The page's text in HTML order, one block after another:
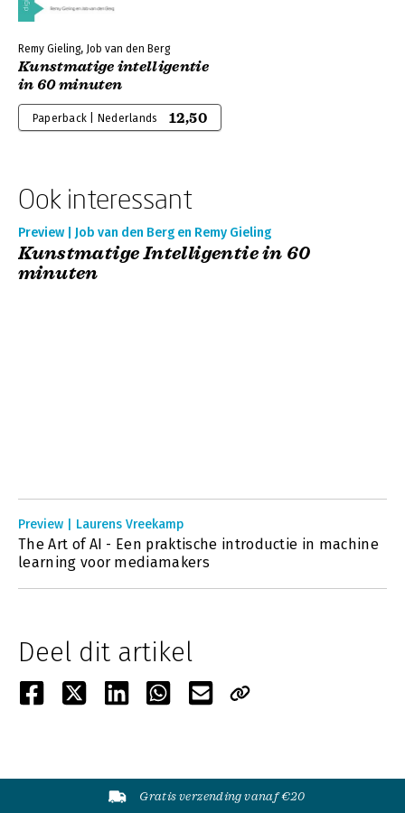
Remy Gieling, Job van den Berg
Kunstmatige intelligentie
in 60 minuten
Paperback | Nederlands 12,50
Ook interessant
Preview | Job van den Berg en Remy Gieling
Kunstmatige Intelligentie in 60
minuten
Preview | Laurens Vreekamp
The Art of AI - Een praktische introductie in machine
learning voor mediamakers
Deel dit artikel
Gratis verzending vanaf €20